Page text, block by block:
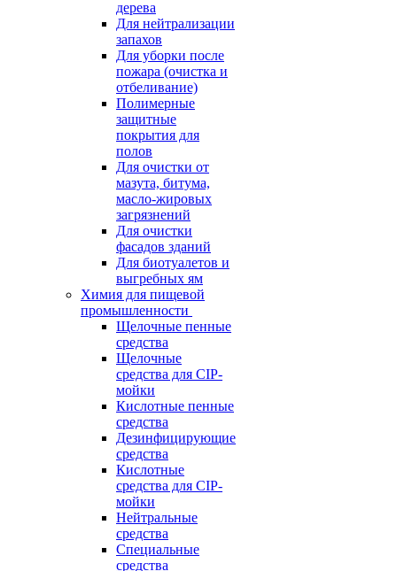
дерева
Для нейтрализации
запахов
Для уборки после
пожара (очистка и
отбеливание)
Полимерные
защитные
покрытия для
полов
Для очистки от
мазута, битума,
масло-жировых
загрязнений
Для очистки
фасадов зданий
Для биотуалетов и
выгребных ям
Химия для пищевой
промышленности
Щелочные пенные
средства
Щелочные
средства для CIP-
мойки
Кислотные пенные
средства
Дезинфицирующие
средства
Кислотные
средства для CIP-
мойки
Нейтральные
средства
Специальные
средства